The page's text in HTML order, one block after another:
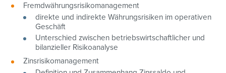
Fremdwährungsrisikomanagement
direkte und indirekte Währungsrisiken im operativen
Geschäft
Unterschied zwischen betriebswirtschaftlicher und
bilanzieller Risikoanalyse
Zinsrisikomanagement